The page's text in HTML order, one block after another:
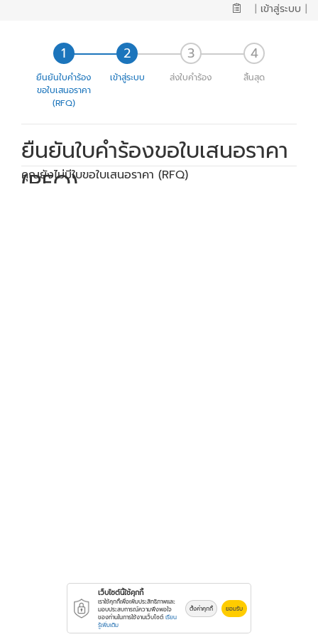
| เข้าสู่ระบบ |
ยืนยันใบคำร้อง
ขอใบเสนอราคา
(RFQ)
เข้าสู่ระบบ ส่งใบคำร้อง สิ้นสุด
ยืนยันใบคำร้องขอใบเสนอราคา
(RFQ)
คุณยังไม่มีใบขอใบเสนอราคา (RFQ)
เว็บไซต์นี้ใช้คุกกี้
เราใช้คุกกี้เพื่อเพิ่มประสิทธิภาพและ
มอบประสบการณ์ความพึงพอใจ
ของท่านในการใช้งานเว็บไซต์ เรียน
รู้เพิ่มเติม
ตั้งค่าคุกกี้ ยอมรับ